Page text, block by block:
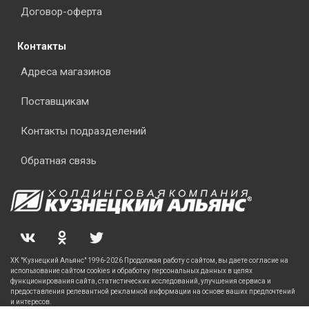
Договор-оферта
Контакты
Адреса магазинов
Поставщикам
Контакты подразделений
Обратная связь
ХК "Кузнецкий Альянс" 1996-2026 Продолжая работу с сайтом, вы даете согласие на
использование сайтом cookies и обработку персональных данных в целях
функционирования сайта, статистических исследований, улучшения сервиса и
предоставления релевантной рекламной информации на основе ваших предпочтений
и интересов.